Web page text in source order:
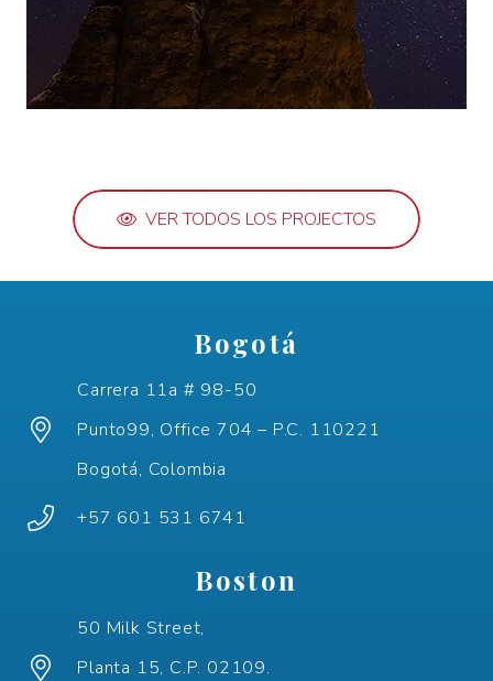
VER TODOS LOS PROJECTOS
Bogotá
Carrera 11a # 98-50
Punto99, Office 704 – P.C. 110221
Bogotá, Colombia
+57 601 531 6741
Boston
50 Milk Street,
Planta 15, C.P. 02109.